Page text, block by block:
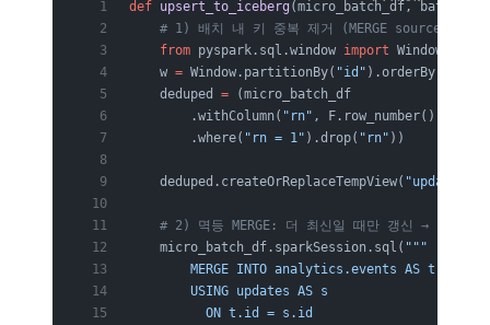
def upsert_to_iceberg (micro_batch_df,
# 1) 배치 내 키 중복 제거 (MERGE source 는 키
    from
pyspark.sql.window import Window
    w
= Window.partitionBy( "id" ).orderBy(F.col(
    deduped
= (micro_batch_df
        .withColumn(
"rn" ,
        .where(
"rn = 1" ).drop( "rn" ))
    deduped.createOrReplaceTempView(
"updates"
# 2) 멱등 MERGE: 더 최신일 때만 갱신 → 같은 배
    micro_batch_df.sparkSession.sql(
"""
        MERGE INTO analytics.events AS t
        USING updates AS s
          ON t.id = s.id